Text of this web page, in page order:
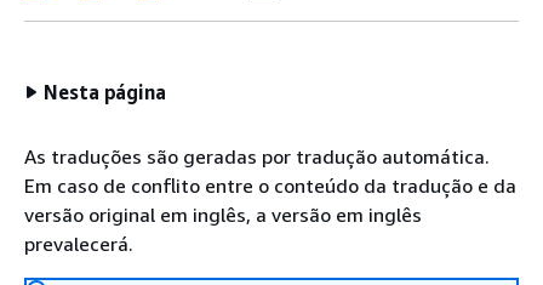
Nesta página
As traduções são geradas por tradução automática.
Em caso de conflito entre o conteúdo da tradução e da
versão original em inglês, a versão em inglês
prevalecerá.